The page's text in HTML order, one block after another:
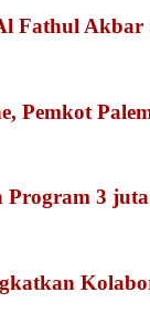
Fathul
Pemkot
3